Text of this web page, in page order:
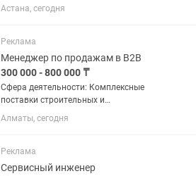
рекламных конструкций. Сборка
изделий из ПВХ, акрила, композита,
и демонтаж наружной...
Астана, сегодня
Реклама
Менеджер по продажам в B2B
300 000 - 800 000 ₸
Сфера деятельности: Комплексные
поставки строительных и
изоляционных материалов для
строительных компаний и частных
Выполнение установленного плана
продаж и достижение...
Алматы, сегодня
Реклама
Сервисный инженер